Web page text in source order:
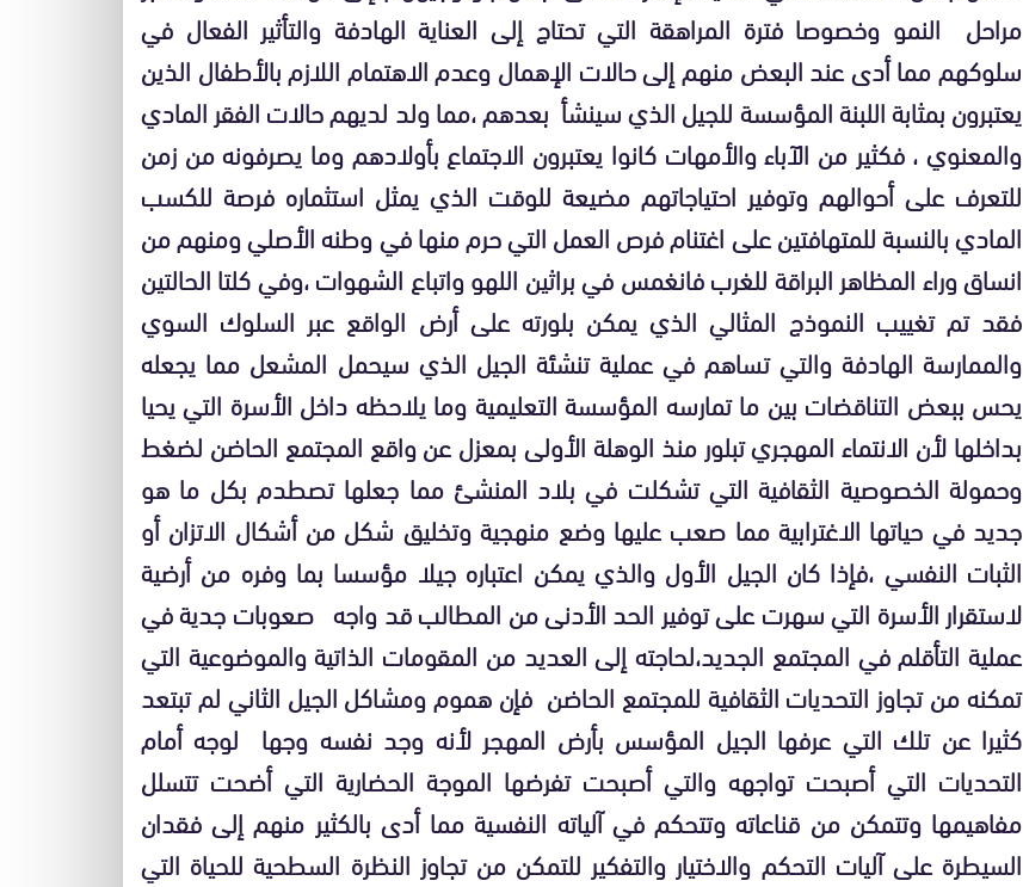
مراحل النمو وخصوصا فترة المراهقة التي تحتاج إلى العناية الهادفة والتأثير الفعال في
سلوكهم مما أدى عند البعض منهم إلى حالات الإهمال وعدم الاهتمام اللازم بالأطفال الذين
يعتبرون بمثابة اللبنة المؤسسة للجيل الذي سينشأ بعدهم ،مما ولد لديهم حالات الفقر المادي
والمعنوي ، فكثير من الآباء والأمهات كانوا يعتبرون الاجتماع بأولادهم وما يصرفونه من زمن
للتعرف على أحوالهم وتوفير احتياجاتهم مضيعة للوقت الذي يمثل استثماره فرصة للكسب
المادي بالنسبة للمتهافتين على اغتنام فرص العمل التي حرم منها في وطنه الأصلي ومنهم من
انساق وراء المظاهر البراقة للغرب فانغمس في براثين اللهو واتباع الشهوات ،وفي كلتا الحالتين
فقد تم تغييب النموذج المثالي الذي يمكن بلورته على أرض الواقع عبر السلوك السوي
والممارسة الهادفة والتي تساهم في عملية تنشئة الجيل الذي سيحمل المشعل مما يجعله
يحس ببعض التناقضات بين ما تمارسه المؤسسة التعليمية وما يلاحظه داخل الأسرة التي يحيا
بداخلها لأن الانتماء المهجري تبلور منذ الوهلة الأولى بمعزل عن واقع المجتمع الحاضن لضغط
وحمولة الخصوصية الثقافية التي تشكلت في بلاد المنشئ مما جعلها تصطدم بكل ما هو
جديد في حياتها الاغترابية مما صعب عليها وضع منهجية وتخليق شكل من أشكال الاتزان أو
الثبات النفسي ،فإذا كان الجيل الأول والذي يمكن اعتباره جيلا مؤسسا بما وفره من أرضية
لاستقرار الأسرة التي سهرت على توفير الحد الأدنى من المطالب قد واجه صعوبات جدية في
عملية التأقلم في المجتمع الجديد،لحاجته إلى العديد من المقومات الذاتية والموضوعية التي
تمكنه من تجاوز التحديات الثقافية للمجتمع الحاضن فإن هموم ومشاكل الجيل الثاني لم تبتعد
كثيرا عن تلك التي عرفها الجيل المؤسس بأرض المهجر لأنه وجد نفسه وجها لوجه أمام
التحديات التي أصبحت تواجهه والتي أصبحت تفرضها الموجة الحضارية التي أضحت تتسلل
مفاهيمها وتتمكن من قناعاته وتتحكم في آلياته النفسية مما أدى بالكثير منهم إلى فقدان
السيطرة على آليات التحكم والاختيار والتفكير للتمكن من تجاوز النظرة السطحية للحياة التي